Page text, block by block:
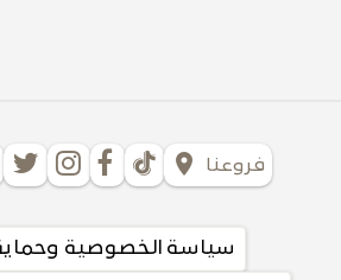
location_on فروعنا
سياسة الخصوصية وحماية